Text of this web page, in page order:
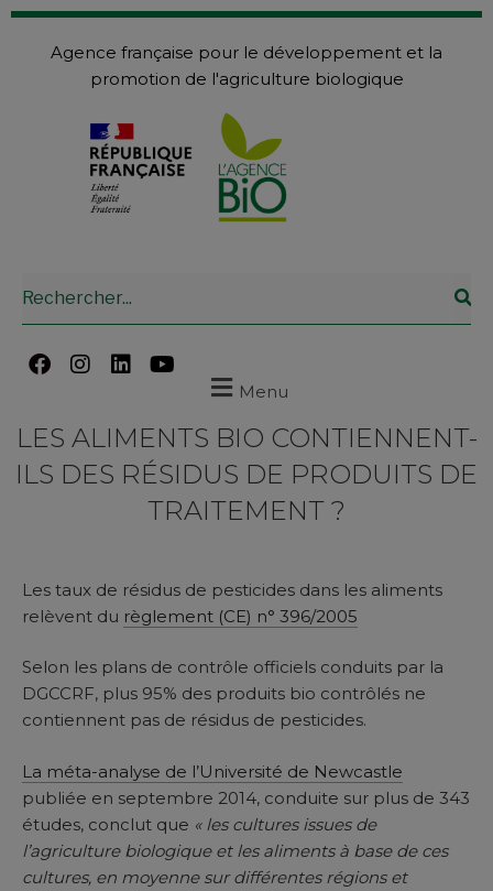
Agence française pour le développement et la
promotion de l'agriculture biologique
Menu
LES ALIMENTS BIO CONTIENNENT-
ILS DES RÉSIDUS DE PRODUITS DE
TRAITEMENT ?
Les taux de résidus de pesticides dans les aliments
relèvent du règlement (CE) n° 396/2005
Selon les plans de contrôle officiels conduits par la
DGCCRF, plus 95% des produits bio contrôlés ne
contiennent pas de résidus de pesticides.
La méta-analyse de l’Université de Newcastle
publiée en septembre 2014, conduite sur plus de 343
études, conclut que « les cultures issues de
l’agriculture biologique et les aliments à base de ces
cultures, en moyenne sur différentes régions et